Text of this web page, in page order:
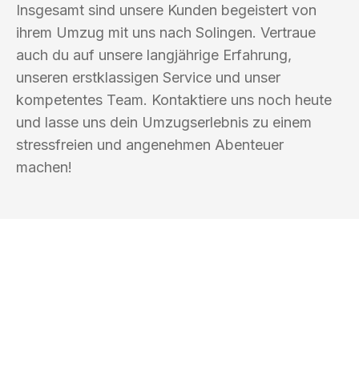
Insgesamt sind unsere Kunden begeistert von
ihrem Umzug mit uns nach Solingen. Vertraue
auch du auf unsere langjährige Erfahrung,
unseren erstklassigen Service und unser
kompetentes Team. Kontaktiere uns noch heute
und lasse uns dein Umzugserlebnis zu einem
stressfreien und angenehmen Abenteuer
machen!